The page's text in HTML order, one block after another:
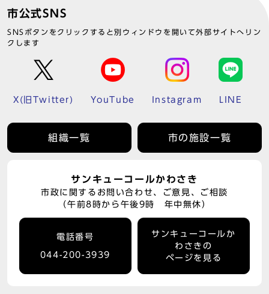
市公式SNS
SNSボタンをクリックすると別ウィンドウを開いて外部サイトへリン
クします
X(旧Twitter) YouTube Instagram LINE
組織一覧 市の施設一覧
サンキューコールかわさき
市政に関するお問い合わせ、ご意見、ご相談
（午前8時から午後9時 年中無休）
電話番号
044-200-3939
サンキューコールか
わさきの
ページを見る